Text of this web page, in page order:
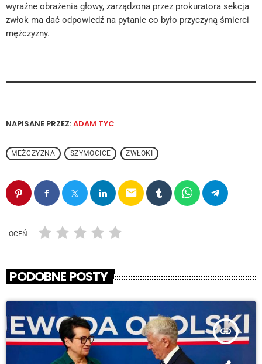
wyraźne obrażenia głowy, zarządzona przez prokuratora sekcja
zwłok ma dać odpowiedź na pytanie co było przyczyną śmierci
mężczyzny.
NAPISANE PRZEZ:ADAM TYC
MĘŻCZYZNA SZYMOCICE ZWŁOKI
email
OCEŃ
PODOBNE POSTY
insert_link